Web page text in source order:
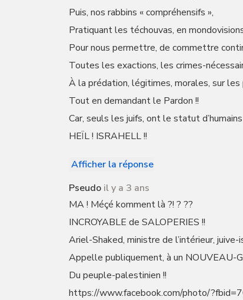
Puis, nos rabbins « compréhensifs »,
Pratiquant les téchouvas, en
Pour nous permettre, de commettre
Toutes les exactions, les crimes-
À la prédation, légitimes, morales, sur les
Tout en demandant le Pardon !!
Car, seuls les juifs, ont le statut d’humains
HEÏL ! ISRAHELL !!
Afficher la réponse
Pseudo il y a 3 ans
MA ! Méçé komment là ?! ? ??
INCROYABLE de SALOPERIES !!
Ariel-Shaked, ministre de l’intérieur, juive-
Appelle publiquement, à un NOUVEAU-
Du peuple-palestinien !!
https://www.facebook.com/photo/